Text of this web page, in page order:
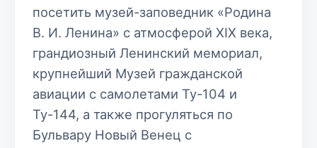
посетить музей-заповедник «Родина
В. И. Ленина» с атмосферой XIX века,
грандиозный Ленинский мемориал,
крупнейший Музей гражданской
авиации с самолетами Ту-104 и
Ту-144, а также прогуляться по
Бульвару Новый Венец с